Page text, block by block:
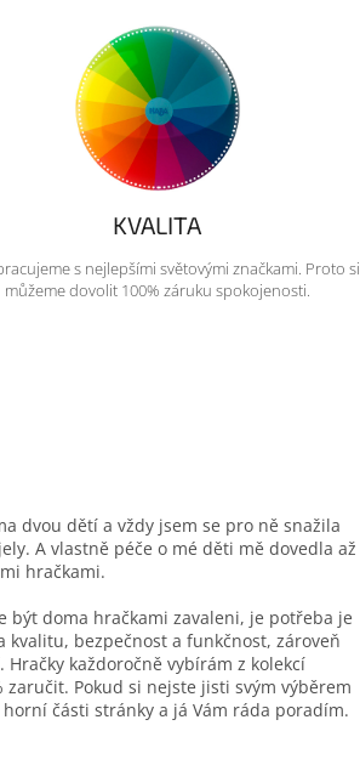
KVALITA
s nejlepšími světovými značkami. Proto si
můžeme dovolit 100% záruku spokojenosti.
dvou dětí a vždy jsem se pro ně snažila
A vlastně péče o mé děti mě dovedla až
hračkami.
doma hračkami zavaleni, je potřeba je
bezpečnost a funkčnost, zároveň
každoročně vybírám z kolekcí
Pokud si nejste jisti svým výběrem
části stránky a já Vám ráda poradím.